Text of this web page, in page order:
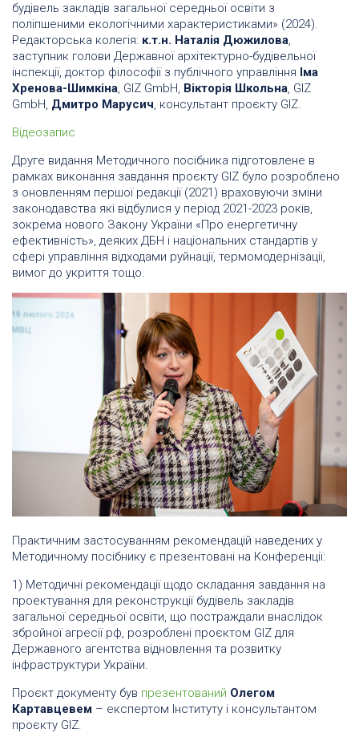
будівель закладів загальної середньої освіти з
поліпшеними екологічними характеристиками» (2024).
Редакторська колегія: к.т.н. Наталія Дюжилова,
заступник голови Державної архітектурно-будівельної
інспекції, доктор філософії з публічного управління Іма
Хренова-Шимкіна, GIZ GmbH, Вікторія Школьна, GIZ
GmbH, Дмитро Марусич, консультант проєкту GIZ.
Відеозапис
Друге видання Методичного посібника підготовлене в
рамках виконання завдання проєкту GIZ було розроблено
з оновленням першої редакції (2021) враховуючи зміни
законодавства які відбулися у період 2021-2023 років,
зокрема нового Закону України «Про енергетичну
ефективність», деяких ДБН і національних стандартів у
сфері управління відходами руйнації, термомодернізації,
вимог до укриття тощо.
Практичним застосуванням рекомендацій наведених у
Методичному посібнику є презентовані на Конференції:
1) Методичні рекомендації щодо складання завдання на
проектування для реконструкції будівель закладів
загальної середньої освіти, що постраждали внаслідок
збройної агресії рф, розроблені проєктом GIZ для
Державного агентства відновлення та розвитку
інфраструктури України.
Проєкт документу був презентований Олегом
Картавцевем – експертом Інституту і консультантом
проєкту GIZ.